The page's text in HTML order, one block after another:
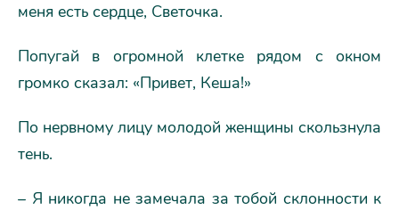
меня есть сердце, Светочка.
Попугай в огромной клетке рядом с окном
громко сказал: «Привет, Кеша!»
По нервному лицу молодой женщины скользнула
тень.
– Я никогда не замечала за тобой склонности к